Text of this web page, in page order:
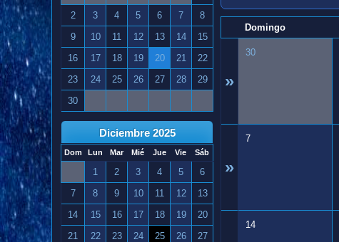
2
3 4 5 6 7
8
9
10 11 12 13 14
15
16
17 18 19 20 21
22
23
24 25 26 27 28
29
30
Diciembre 2025
Dom Lun Mar Mié Jue Vie Sáb
1 2 3 4 5
6
7
8 9 10 11 12
13
14
15 16 17 18 19
20
21
22 23 24 25 26
27
Domingo
»
30
»
7
14